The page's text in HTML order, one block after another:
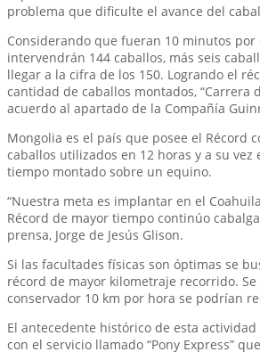
problema que dificulte el avance del
Considerando que fueran 10 minutos por
intervendrán 144 caballos, más seis
llegar a la cifra de los 150. Logrando el
cantidad de caballos montados, “Carrera
acuerdo al apartado de la Compañía
Mongolia es el país que posee el Récord
caballos utilizados en 12 horas y a su vez
tiempo montado sobre un equino.
“Nuestra meta es implantar en el
Récord de mayor tiempo continúo
prensa, Jorge de Jesús Glison.
Si las facultades físicas son óptimas se
récord de mayor kilometraje recorrido.
conservador 10 km por hora se podrían
El antecedente histórico de esta
con el servicio llamado “Pony Express”